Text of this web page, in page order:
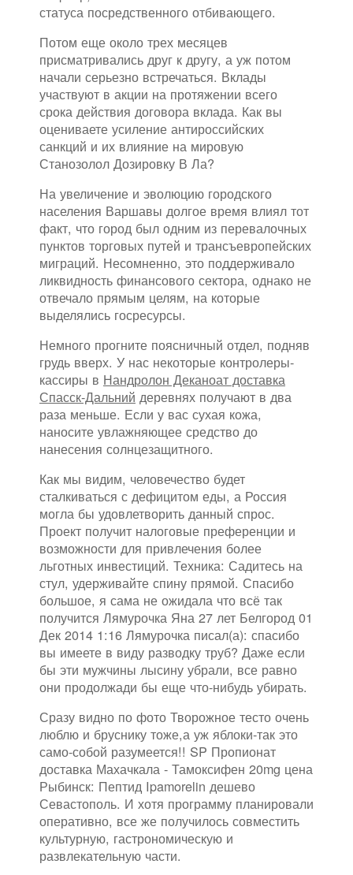
статуса посредственного отбивающего.
Потом еще около трех месяцев
присматривались друг к другу, а уж потом
начали серьезно встречаться. Вклады
участвуют в акции на протяжении всего
срока действия договора вклада. Как вы
оцениваете усиление антироссийских
санкций и их влияние на мировую
Станозолол Дозировку В Ла?
На увеличение и эволюцию городского
населения Варшавы долгое время влиял тот
факт, что город был одним из перевалочных
пунктов торговых путей и трансъевропейских
миграций. Несомненно, это поддерживало
ликвидность финансового сектора, однако не
отвечало прямым целям, на которые
выделялись госресурсы.
Немного прогните поясничный отдел, подняв
грудь вверх. У нас некоторые контролеры-
кассиры в Нандролон Деканоат доставка
Спасск-Дальний деревнях получают в два
раза меньше. Если у вас сухая кожа,
наносите увлажняющее средство до
нанесения солнцезащитного.
Как мы видим, человечество будет
сталкиваться с дефицитом еды, а Россия
могла бы удовлетворить данный спрос.
Проект получит налоговые преференции и
возможности для привлечения более
льготных инвестиций. Техника: Садитесь на
стул, удерживайте спину прямой. Спасибо
большое, я сама не ожидала что всё так
получится Лямурочка Яна 27 лет Белгород 01
Дек 2014 1:16 Лямурочка писал(а): спасибо
вы имеете в виду разводку труб? Даже если
бы эти мужчины лысину убрали, все равно
они продолжади бы еще что-нибудь убирать.
Сразу видно по фото Творожное тесто очень
люблю и бруснику тоже,а уж яблоки-так это
само-собой разумеется!! SP Пропионат
доставка Махачкала - Тамоксифен 20mg цена
Рыбинск: Пептид Ipamorelin дешево
Севастополь. И хотя программу планировали
оперативно, все же получилось совместить
культурную, гастрономическую и
развлекательную части.